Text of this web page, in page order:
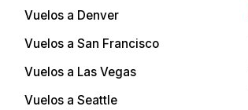
Vuelos a Denver
Vuelos a San Francisco
Vuelos a Las Vegas
Vuelos a Seattle